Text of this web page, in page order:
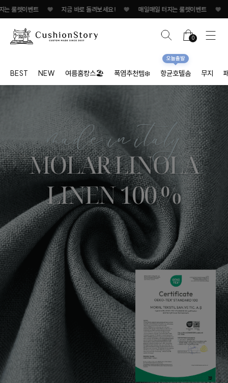
트 ♥ 지금 바로 돌려보세요! ♥ 매일매일 터지는 룰렛이벤트 ♥ 지금 바로
0
BEST NEW 여름홈캉스🏖 폭염추천템❄️ 항균호텔솜
오늘출발
무지